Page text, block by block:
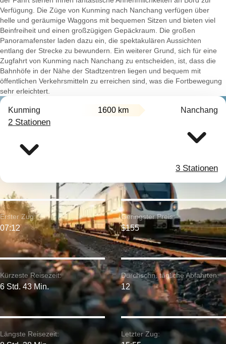
Verfügung. Die Züge von Kunming nach Nanchang verfügen über
helle und geräumige Waggons mit bequemen Sitzen und bieten viel
Beinfreiheit und einen großzügigen Gepäckraum. Die großen
Panoramafenster laden dazu ein, die spektakulären Aussichten
entlang der Strecke zu bewundern. Ein weiterer Grund, sich für eine
Zugfahrt von Kunming nach Nanchang zu entscheiden, ist, dass die
Bahnhöfe in der Nähe der Stadtzentren liegen und bequem mit
öffentlichen Verkehrsmitteln zu erreichen sind, was die Fortbewegung
sehr erleichtert.
Kunming 1600 km Nanchang
2 Stationen
3 Stationen
Kürzeste Reisezeit:
6 Std. 43 Min.
Erster Zug:
07:12
Längste Reisezeit:
Geringster Preis:
$155
Durchschn. tägliche Abfahrten:
12
Letzter Zug: